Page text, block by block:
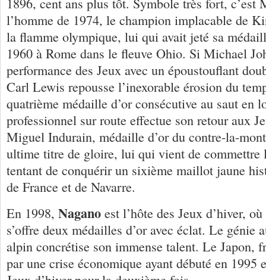
1896, cent ans plus tôt. Symbole très fort, c’est
l’homme de 1974, le champion implacable de
la flamme olympique, lui qui avait jeté sa
1960 à Rome dans le fleuve Ohio. Si Michael
performance des Jeux avec un époustouflant
Carl Lewis repousse l’inexorable érosion du
quatrième médaille d’or consécutive au saut en
professionnel sur route effectue son retour aux
Miguel Indurain, médaille d’or du contre-la-
ultime titre de gloire, lui qui vient de commettre
tentant de conquérir un sixième maillot jaune
de France et de Navarre.
En 1998, Nagano est l’hôte des Jeux d’hiver,
s’offre deux médailles d’or avec éclat. Le génie
alpin concrétise son immense talent. Le Japon,
par une crise économique ayant débuté en 1995